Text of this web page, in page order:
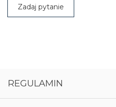
Zadaj pytanie
REGULAMIN